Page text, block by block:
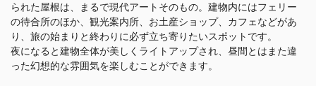
られた屋根は、まるで現代アートそのもの。建物内にはフェリー
の待合所のほか、観光案内所、お土産ショップ、カフェなどがあ
り、旅の始まりと終わりに必ず立ち寄りたいスポットです。
夜になると建物全体が美しくライトアップされ、昼間とはまた違
った幻想的な雰囲気を楽しむことができます。